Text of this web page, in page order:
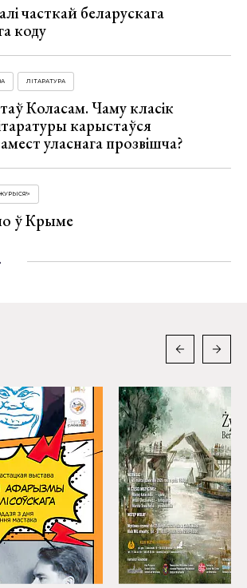
часткай беларускага
коду
ЛІТАРАТУРА
Коласам. Чаму класік
карыстаўся
уласнага прозвішча?
ў Крыме